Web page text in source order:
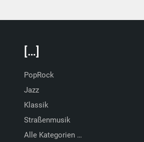
[…]
PopRock
Jazz
Klassik
Straßenmusik
Alle Kategorien …